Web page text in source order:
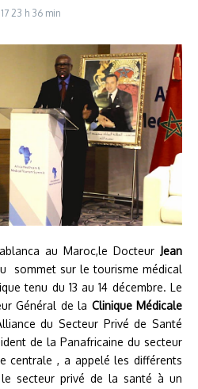
23 h 36 min
au Maroc,le Docteur Jean
sommet sur le tourisme médical
tenu du 13 au 14 décembre. Le
Général de la Clinique Médicale
du Secteur Privé de Santé
de la Panafricaine du secteur
centrale , a appelé les différents
secteur privé de la santé à un